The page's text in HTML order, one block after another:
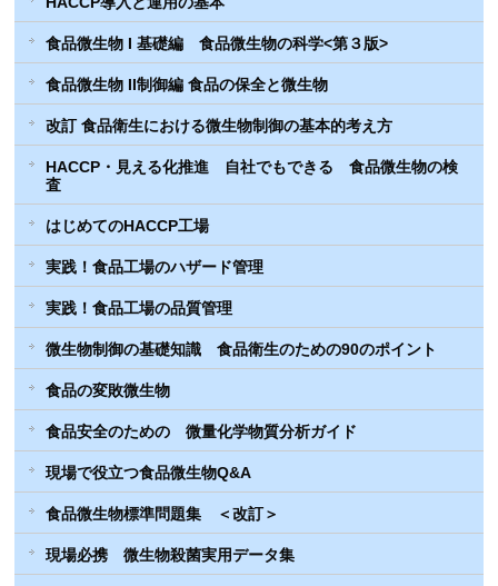
食品微生物 I 基礎編 食品微生物の科学<第３版>
食品微生物 II制御編 食品の保全と微生物
改訂 食品衛生における微生物制御の基本的考え方
HACCP・見える化推進 自社でもできる 食品微生物の検
査
はじめてのHACCP工場
実践！食品工場のハザード管理
実践！食品工場の品質管理
微生物制御の基礎知識 食品衛生のための90のポイント
食品の変敗微生物
食品安全のための 微量化学物質分析ガイド
現場で役立つ食品微生物Q&A
食品微生物標準問題集 ＜改訂＞
現場必携 微生物殺菌実用データ集